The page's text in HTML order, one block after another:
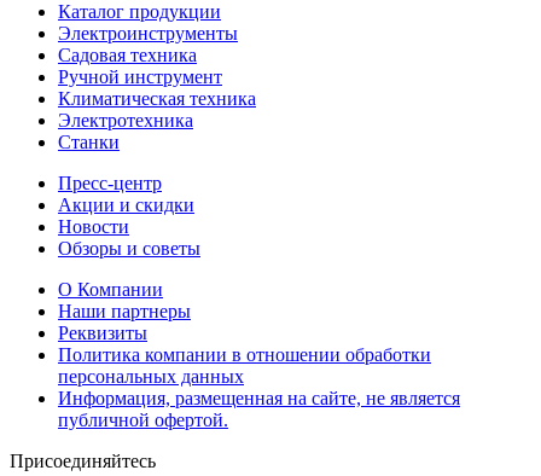
Каталог продукции
Электроинструменты
Садовая техника
Ручной инструмент
Климатическая техника
Электротехника
Станки
Пресс-центр
Акции и скидки
Новости
Обзоры и советы
О Компании
Наши партнеры
Реквизиты
Политика компании в отношении обработки
персональных данных
Информация, размещенная на сайте, не является
публичной офертой.
Присоединяйтесь